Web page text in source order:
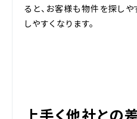
ると、お客様も物件を探し
しやすくなります。
上手く他社との